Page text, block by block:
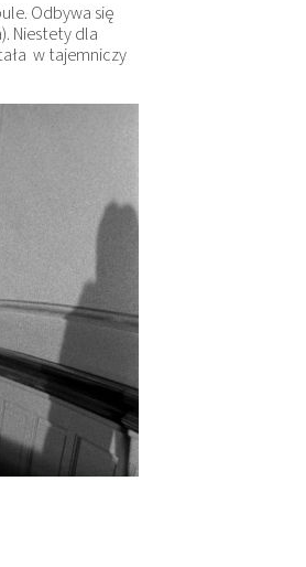
Odbywa się
Niestety dla
w tajemniczy